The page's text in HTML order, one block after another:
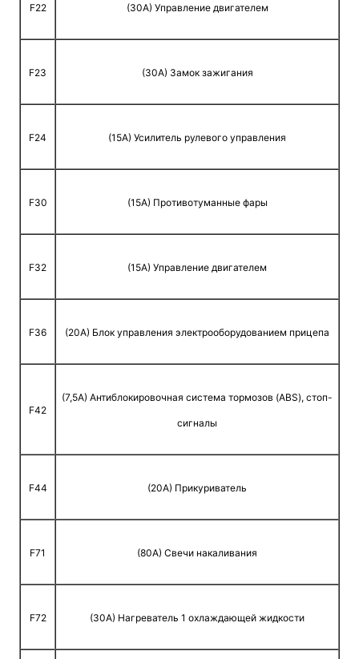
F22 (30A) Управление двигателем
F23 (30A) Замок зажигания
F24 (15A) Усилитель рулевого управления
F30 (15A) Противотуманные фары
F32 (15A) Управление двигателем
F36 (20A) Блок управления электрооборудованием прицепа
F42
(7,5A) Антиблокировочная система тормозов (ABS), стоп-
сигналы
F44 (20A) Прикуриватель
F71 (80A) Свечи накаливания
F72 (30A) Нагреватель 1 охлаждающей жидкости